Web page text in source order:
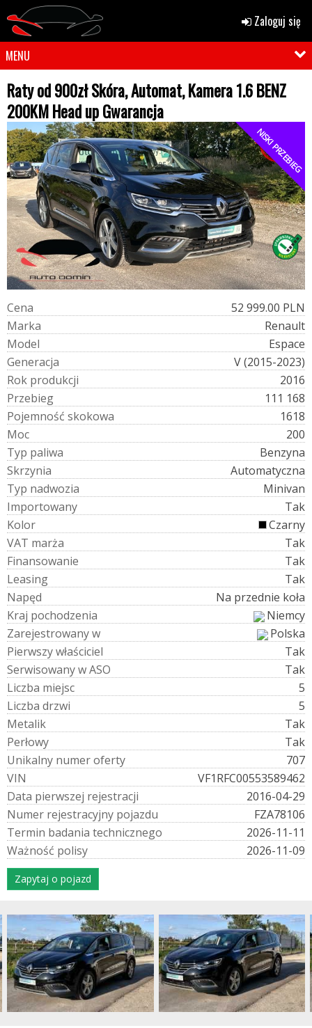
Zaloguj się
MENU
Raty od 900zł Skóra, Automat, Kamera 1.6 BENZ
200KM Head up Gwarancja
NISKI PRZEBIEG
Cena
52 999.00 PLN
Marka
Renault
Model
Espace
Generacja
V (2015-2023)
Rok produkcji
2016
Przebieg
111 168
Pojemność skokowa
1618
Moc
200
Typ paliwa
Benzyna
Skrzynia
Automatyczna
Typ nadwozia
Minivan
Importowany
Tak
Kolor
Czarny
VAT marża
Tak
Finansowanie
Tak
Leasing
Tak
Napęd
Na przednie koła
Kraj pochodzenia
Niemcy
Zarejestrowanyw
Polska
Pierwszywłaściciel
Tak
SerwisowanywASO
Tak
Liczba miejsc
5
Liczba drzwi
5
Metalik
Tak
Perłowy
Tak
Unikalny numeroferty
707
VIN
VF1RFC00553589462
Data pierwszej rejestracji
2016-04-29
Numer rejestracyjny pojazdu
FZA78106
Termin badania technicznego
2026-11-11
Ważność polisy 2026-11-09
Zapytaj o pojazd